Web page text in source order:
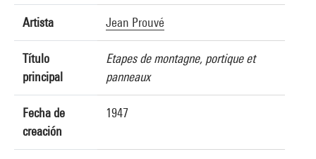
Artista Jean Prouvé
Título
principal
Etapes de montagne, portique et
panneaux
Fecha de
creación
1947